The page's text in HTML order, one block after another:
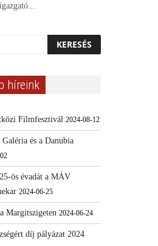
híreink
Filmfesztivál 2024-08-12
és a Danubia
ös évadát a MÁV
2024-06-25
Margitszigeten 2024-06-24
díj pályázat 2024